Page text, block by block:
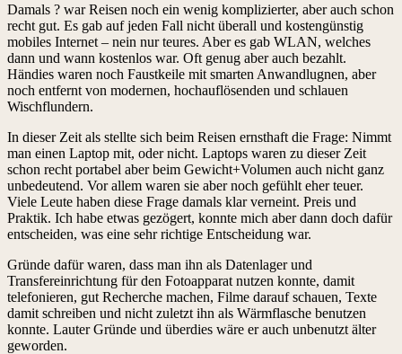
Damals ? war Reisen noch ein wenig komplizierter, aber auch schon
recht gut. Es gab auf jeden Fall nicht überall und kostengünstig
mobiles Internet – nein nur teures. Aber es gab WLAN, welches
dann und wann kostenlos war. Oft genug aber auch bezahlt.
Händies waren noch Faustkeile mit smarten Anwandlugnen, aber
noch entfernt von modernen, hochauflösenden und schlauen
Wischflundern.
In dieser Zeit als stellte sich beim Reisen ernsthaft die Frage: Nimmt
man einen Laptop mit, oder nicht. Laptops waren zu dieser Zeit
schon recht portabel aber beim Gewicht+Volumen auch nicht ganz
unbedeutend. Vor allem waren sie aber noch gefühlt eher teuer.
Viele Leute haben diese Frage damals klar verneint. Preis und
Praktik. Ich habe etwas gezögert, konnte mich aber dann doch dafür
entscheiden, was eine sehr richtige Entscheidung war.
Gründe dafür waren, dass man ihn als Datenlager und
Transfereinrichtung für den Fotoapparat nutzen konnte, damit
telefonieren, gut Recherche machen, Filme darauf schauen, Texte
damit schreiben und nicht zuletzt ihn als Wärmflasche benutzen
konnte. Lauter Gründe und überdies wäre er auch unbenutzt älter
geworden.